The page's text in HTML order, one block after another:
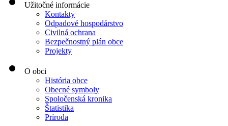
Užitočné informácie
Kontakty
Odpadové hospodárstvo
Civilná ochrana
Bezpečnostný plán obce
Projekty
O obci
História obce
Obecné symboly
Spoločenská kronika
Štatistika
Príroda